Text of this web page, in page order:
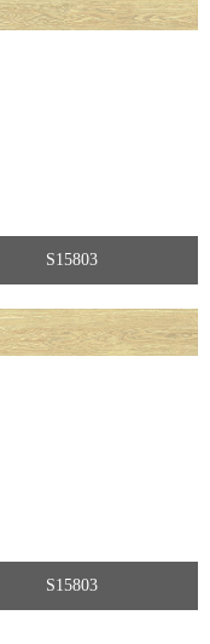
S15803
S15803